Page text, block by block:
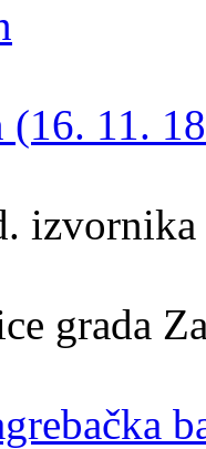
(16. 11.
grada